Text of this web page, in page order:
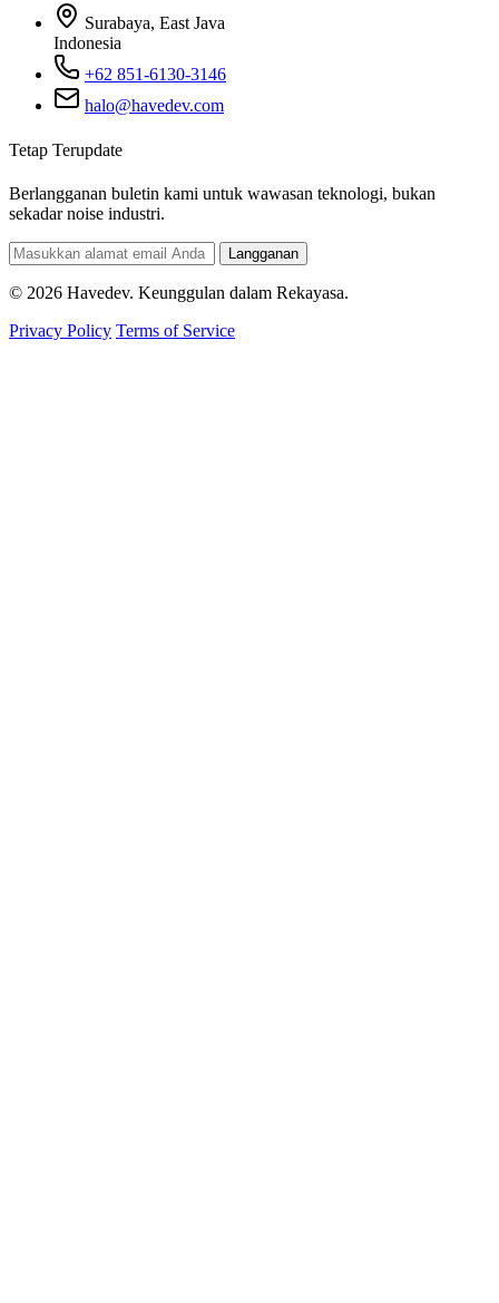
Surabaya, East Java
Indonesia
+62 851-6130-3146
halo@havedev.com
Tetap Terupdate
Berlangganan buletin kami untuk wawasan teknologi, bukan
sekadar noise industri.
Langganan
© 2026 Havedev. Keunggulan dalam Rekayasa.
Privacy Policy Terms of Service